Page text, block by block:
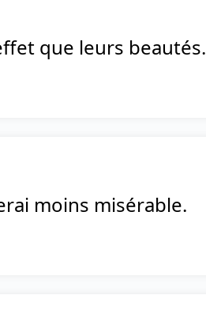
que leurs beautés.
moins misérable.